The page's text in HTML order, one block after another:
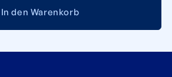
In den Warenkorb